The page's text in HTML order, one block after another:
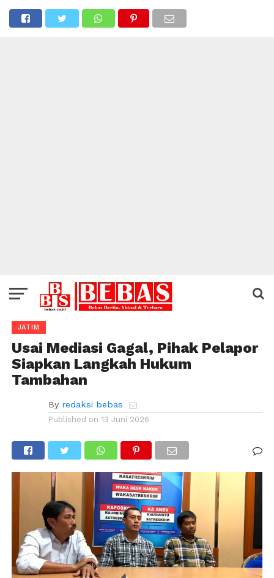
JATIM
Usai Mediasi Gagal, Pihak Pelapor
Siapkan Langkah Hukum
Tambahan
By redaksi bebas
Published on 13 Juni 2026